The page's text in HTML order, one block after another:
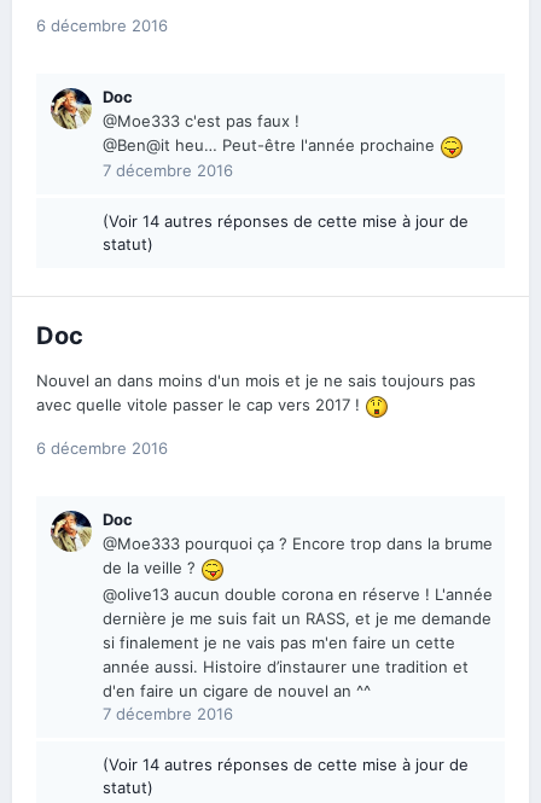
6 décembre 2016
Doc
@Moe333 c'est pas faux !
@Ben@it heu… Peut-être l'année prochaine
7 décembre 2016
(Voir 14 autres réponses de cette mise à jour de
statut)
Doc
Nouvel an dans moins d'un mois et je ne sais toujours pas
avec quelle vitole passer le cap vers 2017 !
6 décembre 2016
Doc
@Moe333 pourquoi ça ? Encore trop dans la brume
de la veille ?
@olive13 aucun double corona en réserve ! L'année
dernière je me suis fait un RASS, et je me demande
si finalement je ne vais pas m'en faire un cette
année aussi. Histoire d’instaurer une tradition et
d'en faire un cigare de nouvel an ^^
7 décembre 2016
(Voir 14 autres réponses de cette mise à jour de
statut)